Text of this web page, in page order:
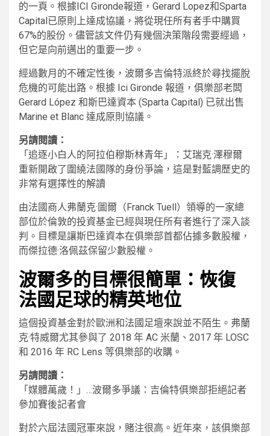
的一頁。根據ICI Gironde報道，Gerard Lopez和Sparta
Capital已原則上達成協議，將從現任所有者手中購買
67%的股份。儘管該文件仍有幾個決策階段需要經過，
但它是向前邁出的重要一步。
經過數月的不確定性後，波爾多吉倫特派終於尋找擺脫
危機的可能出路。根據 Ici Gironde 報道，俱樂部老闆
Gerard López 和斯巴達資本 (Sparta Capital) 已就出售
Marine et Blanc 達成原則協議。
另請閱讀：
「追逐小白人的阿拉伯穆斯林青年」：艾瑞克·澤穆爾
重新開啟了圍繞法國隊的身份爭論，這是對藍調歷史的
非常有選擇性的解讀
由法國商人弗蘭克·圖爾（Franck Tuell）領導的一家總
部位於倫敦的投資基金已經與現任所有者進行了深入談
判。目標是讓斯巴達資本在俱樂部首都佔據多數股權，
而傑拉德·洛佩茲保留少數股權。
波爾多的目標很簡單：恢復
法國足球的精英地位
這個投資基金對於歐洲和法國足壇來說並不陌生。弗蘭
克·特威爾尤其參與了 2018 年 AC 米蘭、2017 年 LOSC
和 2016 年 RC Lens 等俱樂部的收購。
另請閱讀：
「媒體萬歲！」…波爾多爭議：吉倫特俱樂部拒絕記者
參加賽後記者會
對於六屆法國冠軍來說，賭注很高。近年來，該俱樂部